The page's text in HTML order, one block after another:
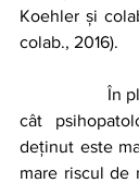
Koehler și
colab., 2016).
cât
deținut este
mare riscul de